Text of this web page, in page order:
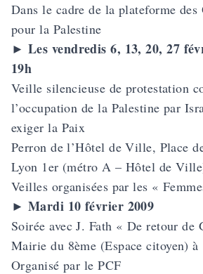
Dans le cadre de la plateforme
pour la Palestine
► Les vendredis 6, 13, 20, 27
19h
Veille silencieuse de protestation
l’occupation de la Palestine par
exiger la Paix
Perron de l’Hôtel de Ville, Place
Lyon 1er (métro A – Hôtel de
Veilles organisées par les «
► Mardi 10 février 2009
Soirée avec J. Fath « De retour de
Mairie du 8ème (Espace citoyen) à
Organisé par le PCF